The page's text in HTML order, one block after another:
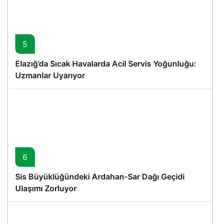
5
Elazığ’da Sıcak Havalarda Acil Servis Yoğunluğu:
Uzmanlar Uyarıyor
6
Sis Büyüklüğündeki Ardahan-Sar Dağı Geçidi
Ulaşımı Zorluyor